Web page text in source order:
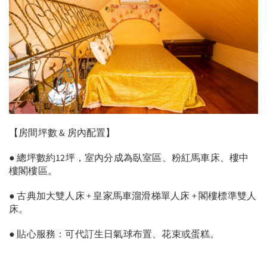
【房間坪數 & 房內配置】
● 總坪數約12坪，室內分成為臥室區、粉紅馬車床、樓中
樓閣樓區。
● 古典加大雙人床 + 皇家馬車溜滑梯單人床 + 閣樓標準雙人
床​。
● 貼心服務：可代訂生日氣球布置、花束或蛋糕。